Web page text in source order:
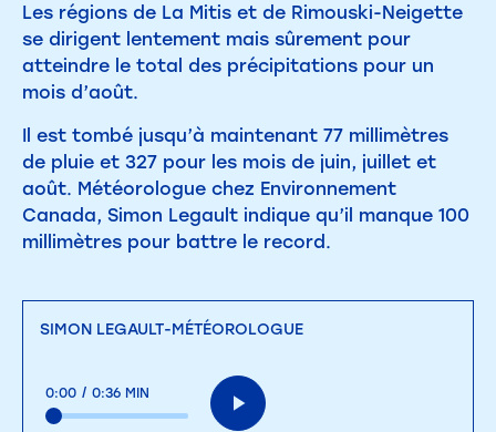
Les régions de La Mitis et de Rimouski-Neigette
se dirigent lentement mais sûrement pour
atteindre le total des précipitations pour un
mois d’août.
Il est tombé jusqu’à maintenant 77 millimètres
de pluie et 327 pour les mois de juin, juillet et
août. Météorologue chez Environnement
Canada, Simon Legault indique qu’il manque 100
millimètres pour battre le record.
SIMON LEGAULT-MÉTÉOROLOGUE
0:00 / 0:36 MIN